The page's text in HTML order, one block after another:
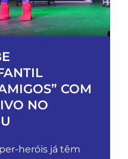
COM
NO
heróis já têm